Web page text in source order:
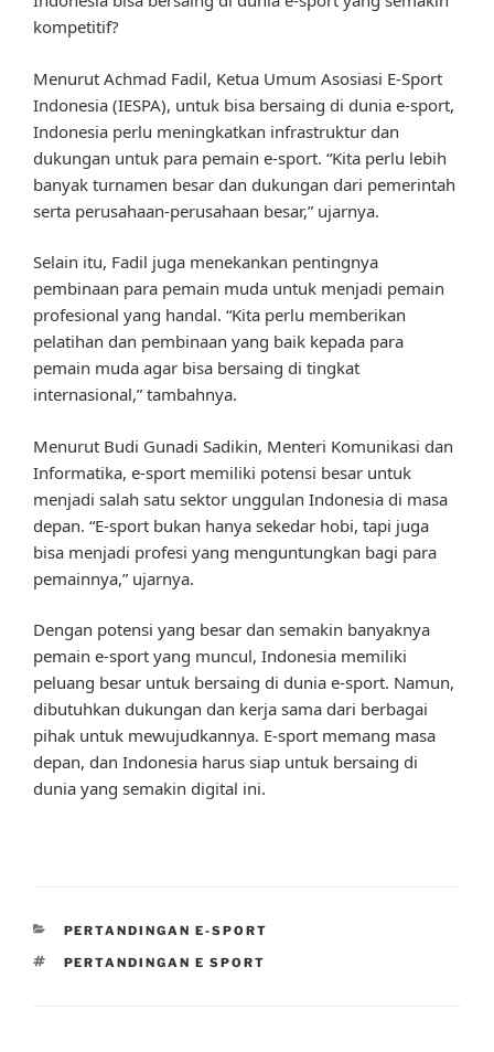
kompetitif?
Menurut Achmad Fadil, Ketua Umum Asosiasi E-Sport
Indonesia (IESPA), untuk bisa bersaing di dunia e-sport,
Indonesia perlu meningkatkan infrastruktur dan
dukungan untuk para pemain e-sport. “Kita perlu lebih
banyak turnamen besar dan dukungan dari pemerintah
serta perusahaan-perusahaan besar,” ujarnya.
Selain itu, Fadil juga menekankan pentingnya
pembinaan para pemain muda untuk menjadi pemain
profesional yang handal. “Kita perlu memberikan
pelatihan dan pembinaan yang baik kepada para
pemain muda agar bisa bersaing di tingkat
internasional,” tambahnya.
Menurut Budi Gunadi Sadikin, Menteri Komunikasi dan
Informatika, e-sport memiliki potensi besar untuk
menjadi salah satu sektor unggulan Indonesia di masa
depan. “E-sport bukan hanya sekedar hobi, tapi juga
bisa menjadi profesi yang menguntungkan bagi para
pemainnya,” ujarnya.
Dengan potensi yang besar dan semakin banyaknya
pemain e-sport yang muncul, Indonesia memiliki
peluang besar untuk bersaing di dunia e-sport. Namun,
dibutuhkan dukungan dan kerja sama dari berbagai
pihak untuk mewujudkannya. E-sport memang masa
depan, dan Indonesia harus siap untuk bersaing di
dunia yang semakin digital ini.
CATEGORIES
PERTANDINGAN E-SPORT
TAGS
PERTANDINGAN E SPORT